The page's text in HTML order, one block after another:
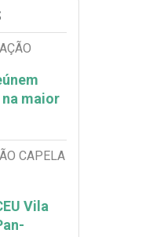
maior
CAPELA
Vila